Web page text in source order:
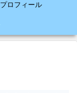
プロフィール